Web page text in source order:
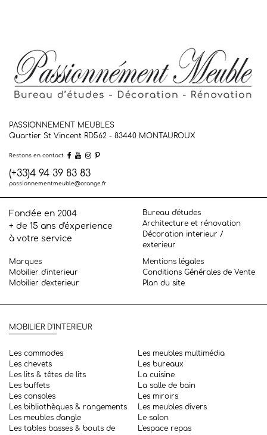
PASSIONNEMENT MEUBLES
Quartier St Vincent RD562 - 83440 MONTAUROUX
Restons en contact
(+33)4 94 39 83 83
passionnementmeuble@orange.fr
Fondée en 2004
+ de 15 ans d'éxperience
à votre service
Bureau d'études
Architecture et rénovation
Décoration interieur /
exterieur
Marques
Mobilier d'interieur
Mobilier d'exterieur
Mentions légales
Conditions Générales de Vente
Plan du site
MOBILIER D'INTERIEUR
Les commodes
Les chevets
Les lits & têtes de lits
Les buffets
Les consoles
Les bibliothèques & rangements
Les meubles d'angle
Les tables basses & bouts de
Les meubles multimédia
Les bureaux
La cuisine
La salle de bain
Les miroirs
Les meubles divers
Le salon
L'espace repas